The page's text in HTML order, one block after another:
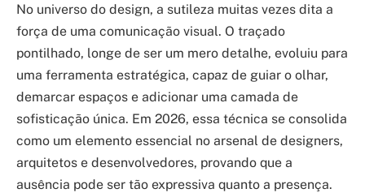
No universo do design, a sutileza muitas vezes dita a
força de uma comunicação visual. O traçado
pontilhado, longe de ser um mero detalhe, evoluiu para
uma ferramenta estratégica, capaz de guiar o olhar,
demarcar espaços e adicionar uma camada de
sofisticação única. Em 2026, essa técnica se consolida
como um elemento essencial no arsenal de designers,
arquitetos e desenvolvedores, provando que a
ausência pode ser tão expressiva quanto a presença.